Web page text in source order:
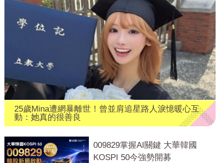
25歲Mina遭網暴離世！曾並肩追星路人淚憶暖心互
動：她真的很善良
009829掌握AI關鍵 大華韓國
KOSPI 50今強勢開募